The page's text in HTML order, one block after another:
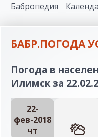
Бабропедия
БАБР.ПОГОДА
Погода в
Илимск за
22-
фев-2018
чт